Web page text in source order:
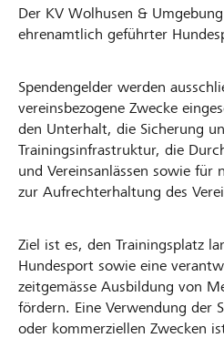
Der KV Wolhusen &
ehrenamtlich geführter
Spendengelder werden
vereinsbezogene Zwecke
den Unterhalt, die Sicherung
Trainingsinfrastruktur, die
und Vereinsanlässen sowie für
zur Aufrechterhaltung des
Ziel ist es, den Trainingsplatz
Hundesport sowie eine
zeitgemässe Ausbildung von
fördern. Eine Verwendung der
oder kommerziellen Zwecken